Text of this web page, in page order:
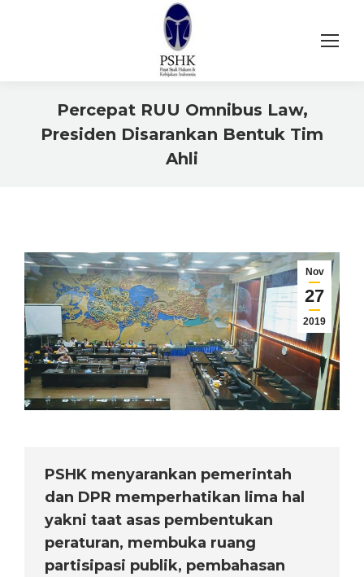
Percepat RUU Omnibus Law,
Presiden Disarankan Bentuk Tim
Ahli
Nov
27
2019
PSHK menyarankan pemerintah
dan DPR memperhatikan lima hal
yakni taat asas pembentukan
peraturan, membuka ruang
partisipasi publik, pembahasan